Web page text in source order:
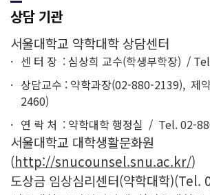
상담 기관
서울대학교 약학대학 상담센터
센 터 장 : 심상희 교수(학생부학장) /
상담교수 : 약학과장(02-880-2139), 제
2460)
연 락 처 : 약학대학 행정실 / Tel. 02-
서울대학교 대학생활문화원
(http://snucounsel.snu.ac.kr/)
도상금 임상심리센터(약학대학)(Tel.